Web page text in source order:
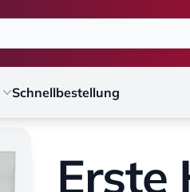
Schnellbestellung
Erste